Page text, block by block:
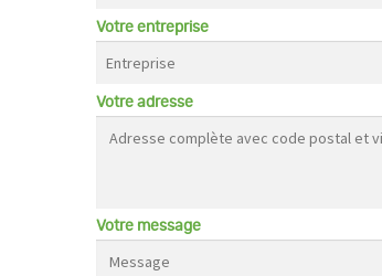
Votre entreprise
Votre adresse
Votre message